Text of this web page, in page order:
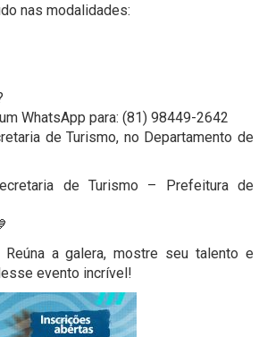
nas modalidades:
WhatsApp para: (81) 98449-2642
de Turismo, no Departamento de
de Turismo – Prefeitura de
a galera, mostre seu talento e
evento incrível!